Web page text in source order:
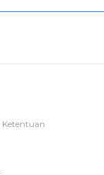
Ketentuan